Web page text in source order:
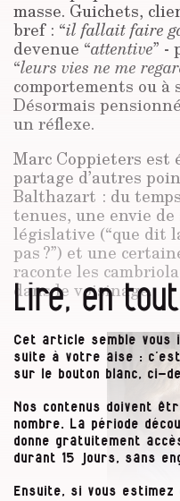
masse. Guichets,
bref : “il fallait faire
devenue “attentive” -
“leurs vies ne me
comportements ou
Désormais
un réflexe.
Marc Coppieters
partage d’autres
Balthazart : du
tenues, une envie de
législative (“que dit
pas ?”) et une
raconte les
dans le voisinage.
Lire, en
Cet article semble vous
suite à votre aise :
sur le bouton blanc, ci-
Nos contenus doivent
nombre. La période
donne gratuitement
durant 15 jours, sans
Ensuite, si vous